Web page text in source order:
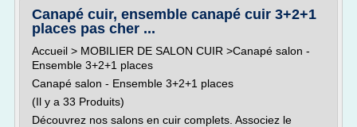
Canapé cuir, ensemble canapé cuir 3+2+1
places pas cher ...
Accueil > MOBILIER DE SALON CUIR >Canapé salon -
Ensemble 3+2+1 places
Canapé salon - Ensemble 3+2+1 places
(Il y a 33 Produits)
Découvrez nos salons en cuir complets. Associez le